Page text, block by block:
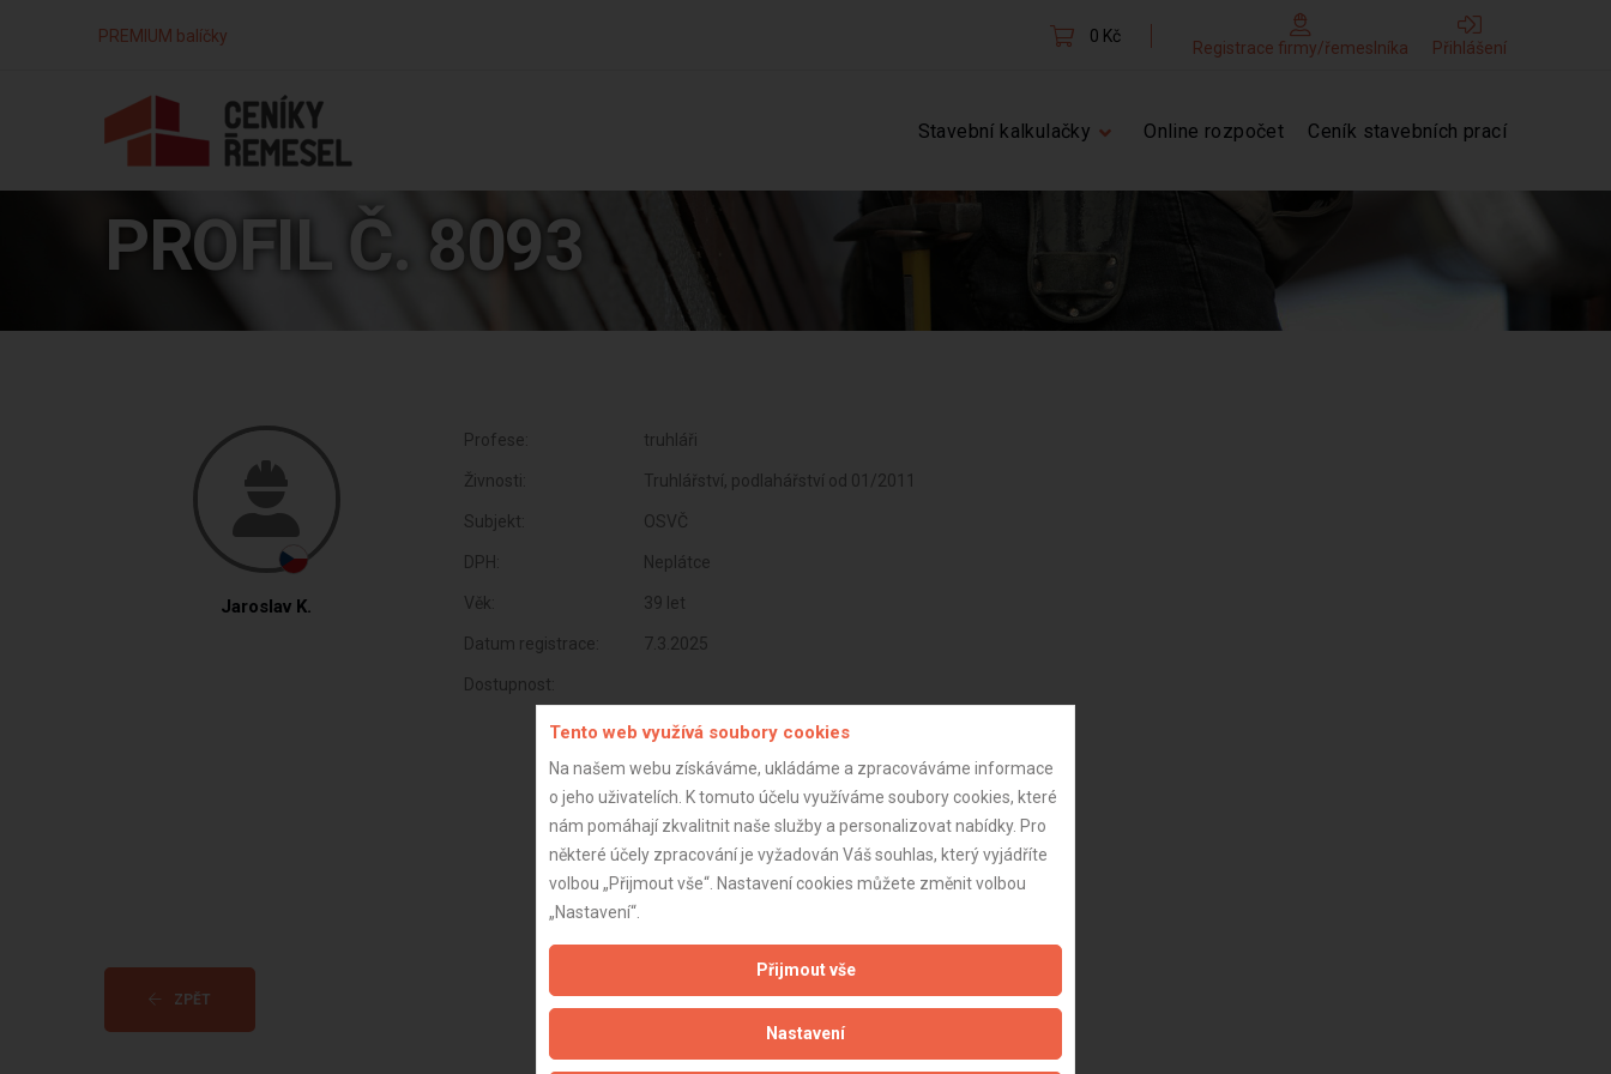
PREMIUM balíčky 0 Kč
Registrace firmy/řemeslníka Přihlášení
Stavební kalkulačky Online rozpočet Ceník stavebních prací
PROFIL Č. 8093
Jaroslav K.
Profese: truhláři
Živnosti: Truhlářství, podlahářství od 01/2011
Subjekt: OSVČ
DPH: Neplátce
Věk: 39 let
Datum registrace: 7.3.2025
Dostupnost:
ZPĚT
Tento web využívá soubory cookies
Na našem webu získáváme, ukládáme a zpracováváme informace
o jeho uživatelích. K tomuto účelu využíváme soubory cookies, které
nám pomáhají zkvalitnit naše služby a personalizovat nabídky. Pro
některé účely zpracování je vyžadován Váš souhlas, který vyjádříte
volbou „Přijmout vše“. Nastavení cookies můžete změnit volbou
„Nastavení“.
Přijmout vše
Nastavení